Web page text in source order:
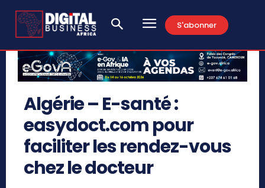
S'abonner
Algérie – E-santé :
easydoct.com pour
faciliter les rendez-vous
chez le docteur